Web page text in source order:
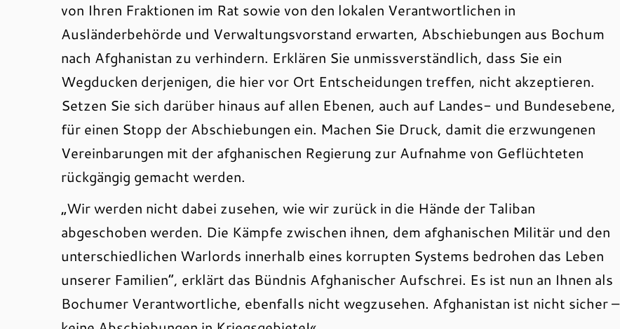
von Ihren Fraktionen im Rat sowie von den lokalen Verantwortlichen in
Ausländerbehörde und Verwaltungsvorstand erwarten, Abschiebungen aus Bochum
nach Afghanistan zu verhindern. Erklären Sie unmissverständlich, dass Sie ein
Wegducken derjenigen, die hier vor Ort Entscheidungen treffen, nicht akzeptieren.
Setzen Sie sich darüber hinaus auf allen Ebenen, auch auf Landes- und Bundesebene,
für einen Stopp der Abschiebungen ein. Machen Sie Druck, damit die erzwungenen
Vereinbarungen mit der afghanischen Regierung zur Aufnahme von Geflüchteten
rückgängig gemacht werden.
„Wir werden nicht dabei zusehen, wie wir zurück in die Hände der Taliban
abgeschoben werden. Die Kämpfe zwischen ihnen, dem afghanischen Militär und den
unterschiedlichen Warlords innerhalb eines korrupten Systems bedrohen das Leben
unserer Familien“, erklärt das Bündnis Afghanischer Aufschrei. Es ist nun an Ihnen als
Bochumer Verantwortliche, ebenfalls nicht wegzusehen. Afghanistan ist nicht sicher –